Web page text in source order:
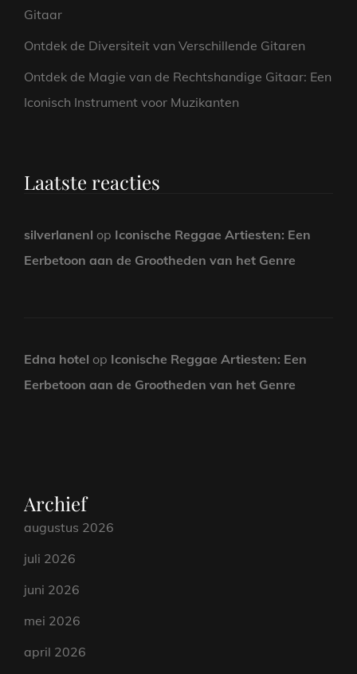
Gitaar
Ontdek de Diversiteit van Verschillende Gitaren
Ontdek de Magie van de Rechtshandige Gitaar: Een
Iconisch Instrument voor Muzikanten
Laatste reacties
silverlanenl op Iconische Reggae Artiesten: Een
Eerbetoon aan de Grootheden van het Genre
Edna hotel op Iconische Reggae Artiesten: Een
Eerbetoon aan de Grootheden van het Genre
Archief
augustus 2026
juli 2026
juni 2026
mei 2026
april 2026